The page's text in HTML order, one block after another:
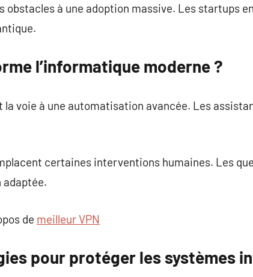
obstacles à une adoption massive. Les startups
l’informatique moderne ?
voie à une automatisation avancée. Les
certaines interventions humaines. Les
de meilleur VPN
pour protéger les systèmes